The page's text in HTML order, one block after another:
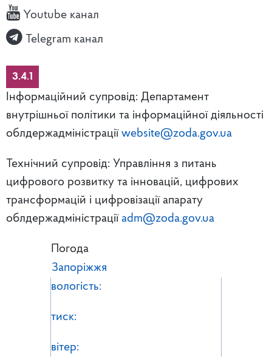
Youtube канал
Telegram канал
3.4.1
Інформаційний супровід: Департамент
внутрішньої політики та інформаційної діяльності
облдержадміністрації website@zoda.gov.ua
Технічний супровід: Управління з питань
цифрового розвитку та інновацій, цифрових
трансформацій і цифровізації апарату
облдержадміністрації adm@zoda.gov.ua
Погода
Запоріжжя
вологість:
тиск:
вітер: